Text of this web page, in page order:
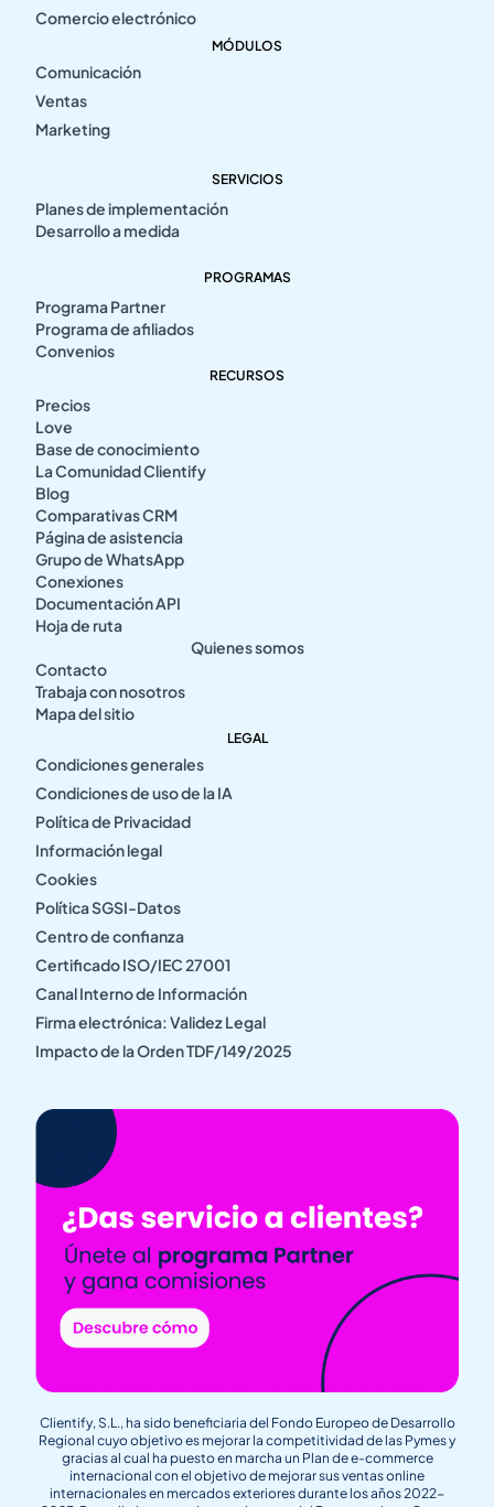
Comercio electrónico
MÓDULOS
Comunicación
Ventas
Marketing
SERVICIOS
Planes de implementación
Desarrollo a medida
PROGRAMAS
Programa Partner
Programa de afiliados
Convenios
RECURSOS
Precios
Love
Base de conocimiento
La Comunidad Clientify
Blog
Comparativas CRM
Página de asistencia
Grupo de WhatsApp
Conexiones
Documentación API
Hoja de ruta
Quienes somos
Contacto
Trabaja con nosotros
Mapa del sitio
LEGAL
Condiciones generales
Condiciones de uso de la IA
Política de Privacidad
Información legal
Cookies
Política SGSI-Datos
Centro de confianza
Certificado ISO/IEC 27001
Canal Interno de Información
Firma electrónica: Validez Legal
Impacto de la Orden TDF/149/2025
Clientify, S.L., ha sido beneficiaria del Fondo Europeo de Desarrollo
Regional cuyo objetivo es mejorar la competitividad de las Pymes y
gracias al cual ha puesto en marcha un Plan de e-commerce
internacional con el objetivo de mejorar sus ventas online
internacionales en mercados exteriores durante los años 2022-